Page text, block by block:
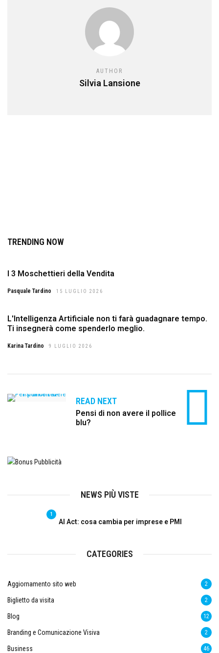
AUTHOR
Silvia Lansione
TRENDING NOW
I 3 Moschettieri della Vendita
Pasquale Tardino 15 LUGLIO 2026
L'Intelligenza Artificiale non ti farà guadagnare tempo.
Ti insegnerà come spenderlo meglio.
Karina Tardino 9 LUGLIO 2026
READ NEXT
Pensi di non avere il pollice
blu?
NEWS PIÙ VISTE
1
AI Act: cosa cambia per imprese e PMI
CATEGORIES
Aggiornamento sito web 2
Biglietto da visita 2
Blog 12
Branding e Comunicazione Visiva 2
Business 46